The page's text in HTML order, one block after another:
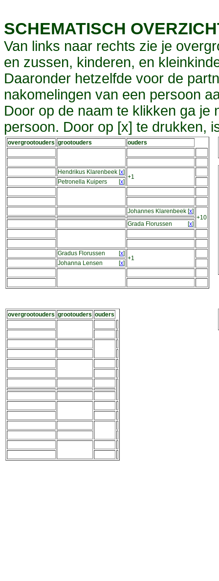
SCHEMATISCH
Van links naar rechts zie je
en zussen, kinderen, en
Daaronder hetzelfde voor de
nakomelingen van een persoon
Door op de naam te klikken ga je
persoon. Door op [x] te drukken,
overgrootouders grootouders ouders
Hendrikus Klarenbeek [x]
+1
Petronella Kuipers [x]
Johannes Klarenbeek [x]
+10
Grada Florussen
[x]
Gradus Florussen [x]
+1
Johanna Lensen [x]
overgrootouders grootouders ouders